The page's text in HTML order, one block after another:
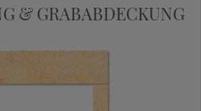
& GRABABDECKUNG